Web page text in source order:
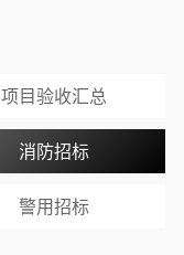
项目验收汇总
消防招标
警用招标